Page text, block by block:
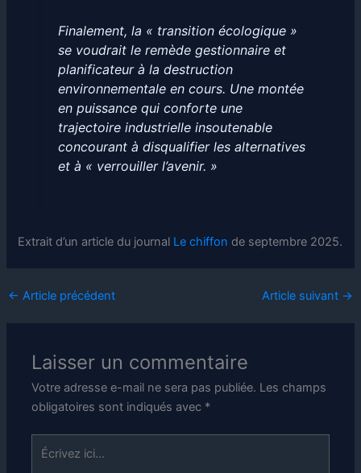
Finalement, la « transition écologique »
se voudrait le remède gestionnaire et
planificateur à la destruction
environnementale en cours. Une montée
en puissance qui conforte une
trajectoire industrielle insoutenable
concourant à disqualifier les alternatives
et à « verrouiller l’avenir. »
Extrait d’un article du journal Le chiffon de septembre 2025.
← Article précédent Article suivant →
Laisser un commentaire
Votre adresse e-mail ne sera pas publiée. Les champs
obligatoires sont indiqués avec *
Écrivez
ici…